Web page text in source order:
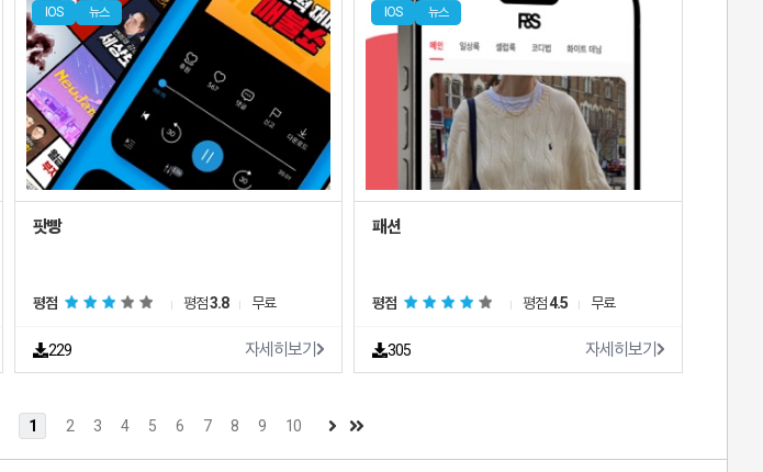
IOS 뉴스
팟‪빵‬
평점 평점3.8 무료
229 자세히보기
IOS 뉴스
패션
평점 평점4.5 무료
305 자세히보기
1 2 3 4 5 6 7 8 9 10
2025.01.17
2025.01.17